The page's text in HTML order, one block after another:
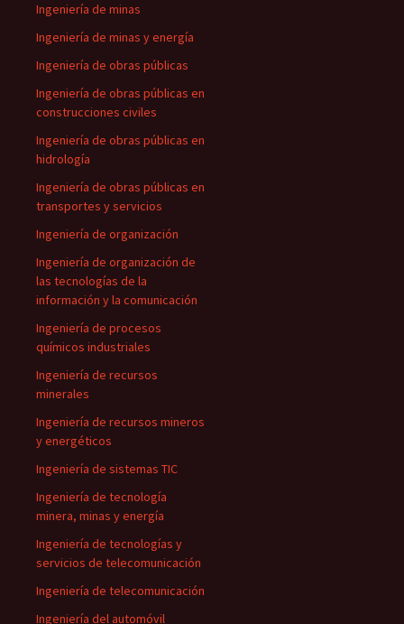
Ingeniería de minas
Ingeniería de minas y energía
Ingeniería de obras públicas
Ingeniería de obras públicas en
construcciones civiles
Ingeniería de obras públicas en
hidrología
Ingeniería de obras públicas en
transportes y servicios
Ingeniería de organización
Ingeniería de organización de
las tecnologías de la
información y la comunicación
Ingeniería de procesos
químicos industriales
Ingeniería de recursos
minerales
Ingeniería de recursos mineros
y energéticos
Ingeniería de sistemas TIC
Ingeniería de tecnología
minera, minas y energía
Ingeniería de tecnologías y
servicios de telecomunicación
Ingeniería de telecomunicación
Ingeniería del automóvil